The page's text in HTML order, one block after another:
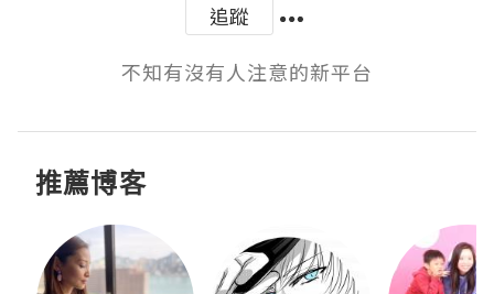
追蹤
不知有沒有人注意的新平台
推薦博客